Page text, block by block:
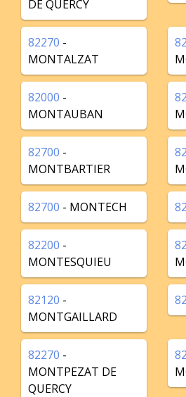
DE QUERCY
82270 -
MONTALZAT
82000 -
MONTAUBAN
82700 -
MONTBARTIER
82700 - MONTECH
82200 -
MONTESQUIEU
82120 -
MONTGAILLARD
82270 -
MONTPEZAT DE
QUERCY